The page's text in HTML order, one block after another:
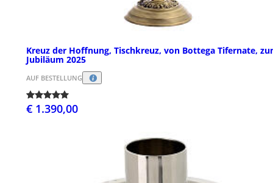
Kreuz der Hoffnung, Tischkreuz, von Bottega Tifernate,
Jubiläum 2025
AUF BESTELLUNG
€ 1.390,00